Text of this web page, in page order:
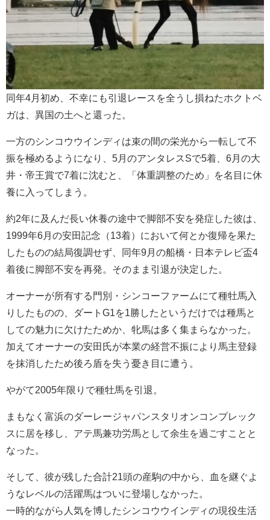
同年4月初め、不幸にも引退レースを全うし損ねたホクトベ
ガは、異国の土へと還った。
一方のシンコウウインディは束の間の栄光から一転して不
振を極めるようになり、5月のアンタレスSで5着、6月の大
井・帝王賞で7着に沈むと、「体重調整のため」を名目に休
養に入ってしまう。
約2年に及んだ長い休養の途中で脚部不安を発症した彼は、
1999年6月の安田記念（13着）において何とか復帰を果た
したものの結局復調せず、同年9月の船橋・日本テレビ盃4
着後に脚部不安を再発。そのまま引退が決定した。
オーナーが所有する門別・シンコーファームにて種牡馬入
りしたものの、ダートG1を1勝したというだけでは種馬と
しての魅力に欠けたためか、牝馬は多く集まらなかった。
加えてオーナーの安田氏が本業の経営不振により馬主登録
を抹消したため後ろ盾を失う憂き目に遭う。
やがて2005年限りで種牡馬を引退。
まもなく富浜のダーレージャパンスタリオンコンプレック
スに居を移し、アテ馬兼功労馬として余生を過ごすことと
なった。
そして、彼が残した合計21頭の産駒の中から、血を継ぐよ
うなレベルの活躍馬はついに登場しなかった。
一時的ながら人気を博したシンコウウインディの現役生活